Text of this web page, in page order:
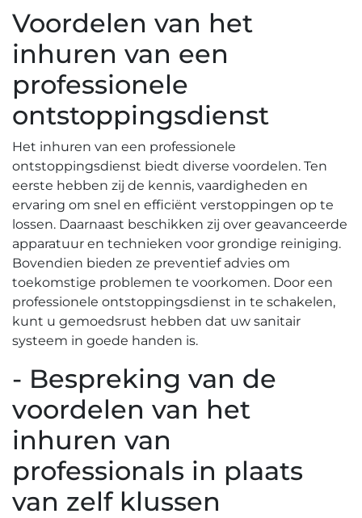
Voordelen van het
inhuren van een
professionele
ontstoppingsdienst
Het inhuren van een professionele
ontstoppingsdienst biedt diverse voordelen. Ten
eerste hebben zij de kennis, vaardigheden en
ervaring om snel en efficiënt verstoppingen op te
lossen.​ Daarnaast beschikken zij over geavanceerde
apparatuur en technieken voor grondige reiniging.
Bovendien bieden ze preventief advies om
toekomstige problemen te voorkomen. Door een
professionele ontstoppingsdienst in te schakelen,
kunt u gemoedsrust hebben dat uw sanitair
systeem in goede handen is.​
- Bespreking van de
voordelen van het
inhuren van
professionals in plaats
van zelf klussen